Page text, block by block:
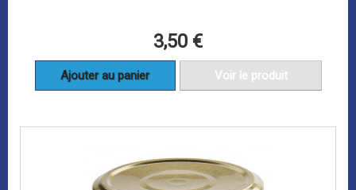
3,50 €
Ajouter au panier Voir le produit